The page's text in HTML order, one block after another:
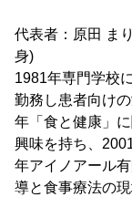
代表者：原田 ま
身)
1981年専門学校
勤務し患者向け
年「食と健康」
興味を持ち、
年アイノアール
導と食事療法の